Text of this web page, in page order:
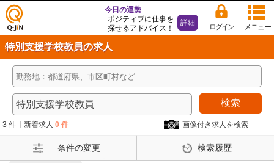
仕事
探し
の求
人サ
イト
Q-Ji
メニュー
ログイン
今日の運勢
ポジティブに仕事を
探せるアドバイス！
詳細
特別支援学校教員の求人
検索
3 件 新着求人 0 件 画像付き求人を検索
条件の変更 検索履歴